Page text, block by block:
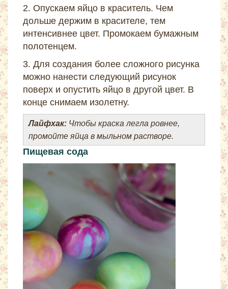
2. Опускаем яйцо в краситель. Чем
дольше держим в красителе, тем
интенсивнее цвет. Промокаем бумажным
полотенцем.
3. Для создания более сложного рисунка
можно нанести следующий рисунок
поверх и опустить яйцо в другой цвет. В
конце снимаем изолетну.
Лайфхак: Чтобы краска легла ровнее,
промойте яйца в мыльном растворе.
Пищевая сода